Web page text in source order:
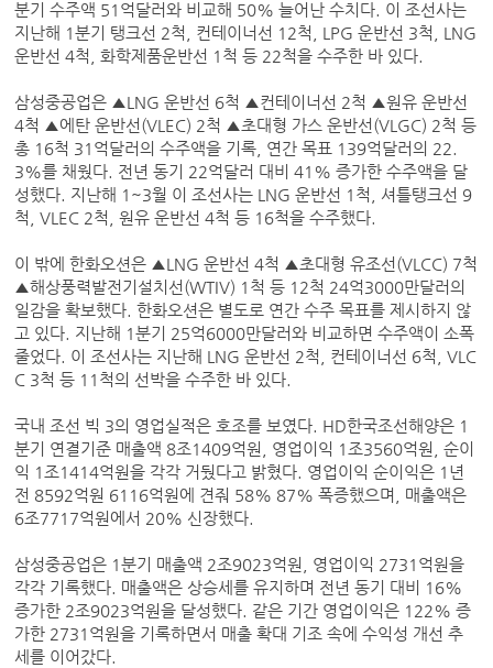
분기 수주액 51억달러와 비교해 50% 늘어난 수치다. 이 조선사는
지난해 1분기 탱크선 2척, 컨테이너선 12척, LPG 운반선 3척, LNG
운반선 4척, 화학제품운반선 1척 등 22척을 수주한 바 있다.
삼성중공업은 ▲LNG 운반선 6척 ▲컨테이너선 2척 ▲원유 운반선
4척 ▲에탄 운반선(VLEC) 2척 ▲초대형 가스 운반선(VLGC) 2척 등
총 16척 31억달러의 수주액을 기록, 연간 목표 139억달러의 22.
3%를 채웠다. 전년 동기 22억달러 대비 41% 증가한 수주액을 달
성했다. 지난해 1~3월 이 조선사는 LNG 운반선 1척, 셔틀탱크선 9
척, VLEC 2척, 원유 운반선 4척 등 16척을 수주했다.
이 밖에 한화오션은 ▲LNG 운반선 4척 ▲초대형 유조선(VLCC) 7척
▲해상풍력발전기설치선(WTIV) 1척 등 12척 24억3000만달러의
일감을 확보했다. 한화오션은 별도로 연간 수주 목표를 제시하지 않
고 있다. 지난해 1분기 25억6000만달러와 비교하면 수주액이 소폭
줄었다. 이 조선사는 지난해 LNG 운반선 2척, 컨테이너선 6척, VLC
C 3척 등 11척의 선박을 수주한 바 있다.
국내 조선 빅 3의 영업실적은 호조를 보였다. HD한국조선해양은 1
분기 연결기준 매출액 8조1409억원, 영업이익 1조3560억원, 순이
익 1조1414억원을 각각 거뒀다고 밝혔다. 영업이익 순이익은 1년
전 8592억원 6116억원에 견줘 58% 87% 폭증했으며, 매출액은
6조7717억원에서 20% 신장했다.
삼성중공업은 1분기 매출액 2조9023억원, 영업이익 2731억원을
각각 기록했다. 매출액은 상승세를 유지하며 전년 동기 대비 16%
증가한 2조9023억원을 달성했다. 같은 기간 영업이익은 122% 증
가한 2731억원을 기록하면서 매출 확대 기조 속에 수익성 개선 추
세를 이어갔다.